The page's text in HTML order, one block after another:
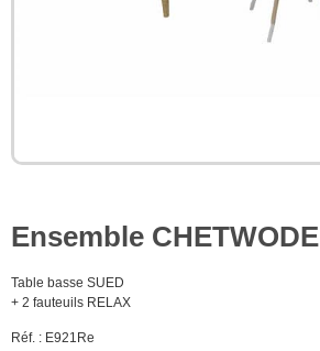
Ensemble CHETWODE
Table basse SUED
+ 2 fauteuils RELAX
Réf. : E921Re